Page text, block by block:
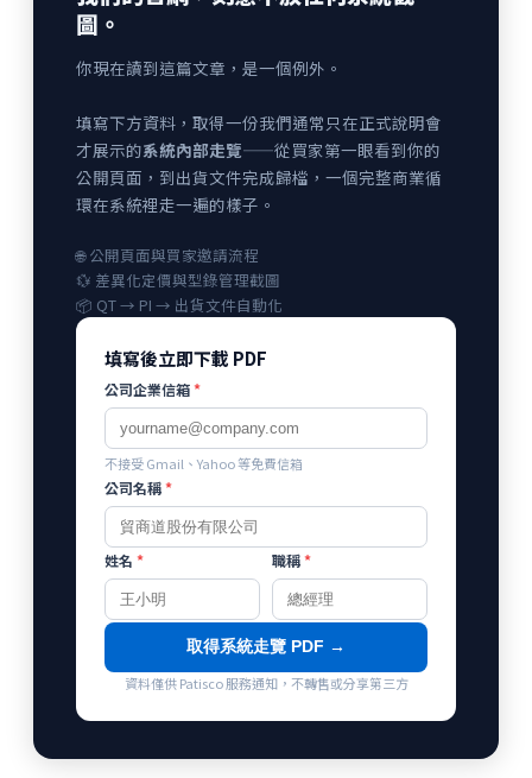
圖。
你現在讀到這篇文章，是一個例外。
填寫下方資料，取得一份我們通常只在正式說明會
才展示的系統內部走覽——從買家第一眼看到你的
公開頁面，到出貨文件完成歸檔，一個完整商業循
環在系統裡走一遍的樣子。
🌐 公開頁面與買家邀請流程
💱 差異化定價與型錄管理截圖
📦 QT → PI → 出貨文件自動化
填寫後立即下載 PDF
公司企業信箱*
不接受 Gmail、Yahoo 等免費信箱
公司名稱*
姓名 * 職稱*
取得系統走覽 PDF →
資料僅供 Patisco 服務通知，不轉售或分享第三方